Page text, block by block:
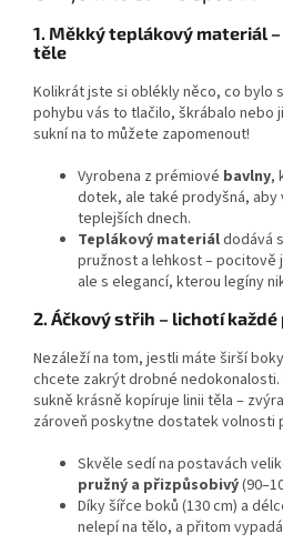
1. Měkký teplákový materiál
těle
Kolikrát jste si oblékly něco, co bylo
pohybu vás to tlačilo, škrábalo nebo
sukní na to můžete zapomenout!
Vyrobena z prémiové bavlny,
dotek, ale také prodyšná, aby
teplejších dnech.
Teplákový materiáldodává
pružnost a lehkost – pocitově
ale s elegancí, kterou legíny
2. Áčkový střih – lichotí
Nezáleží na tom, jestli máte širší
chcete zakrýt drobné nedokonalosti.
sukně krásně kopíruje linii těla –
zároveň poskytne dostatek volnosti
Skvěle sedí na postavách
pružný a přizpůsobivý
Díky šířce boků (130 cm) a
nelepí na tělo, a přitom